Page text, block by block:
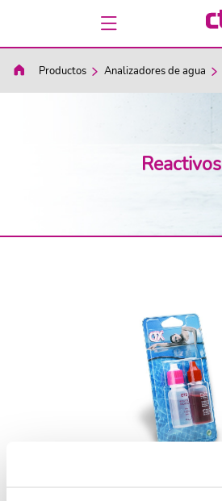
Productos Analizadores de agua
Reactivos